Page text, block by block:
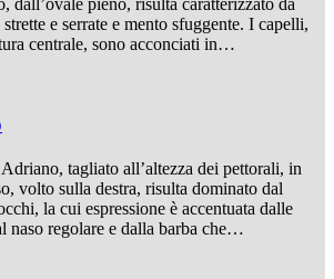
e serrate e mento sfuggente. I capelli,
centrale, sono acconciati in…
tagliato all’altezza dei pettorali, in
volto sulla destra, risulta dominato dal
la cui espressione è accentuata dalle
naso regolare e dalla barba che…